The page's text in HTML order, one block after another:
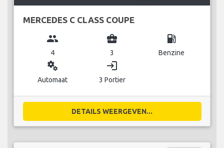
MERCEDES C CLASS COUPE
group
4
business_center
3
local_gas_station
Benzine
miscellaneous_services
Automaat
login
3 Portier
DETAILS WEERGEVEN...